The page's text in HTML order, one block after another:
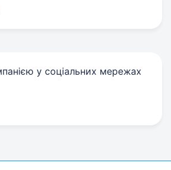
у соціальних мережах
link
share link